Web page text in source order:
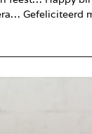
Gefeliciteerd